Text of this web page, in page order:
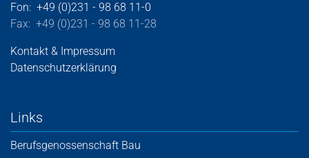
Fon: +49 (0)231 - 98 68 11-0
Fax: +49 (0)231 - 98 68 11-28
Kontakt & Impressum
Datenschutzerklärung
Links
Berufsgenossenschaft Bau